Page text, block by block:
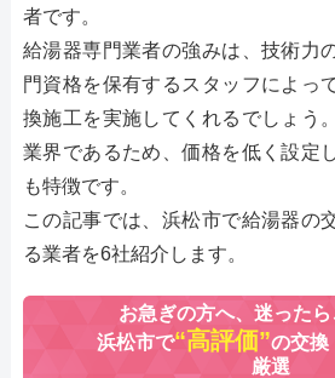
者です。
給湯器専門業者の強みは、技術力
門資格を保有するスタッフによっ
換施工を実施してくれるでしょう
業界であるため、価格を低く設定
も特徴です。
この記事では、浜松市で給湯器の
る業者を6社紹介します。
お急ぎの方へ、迷った
浜松市で“高評価”の交換
厳選